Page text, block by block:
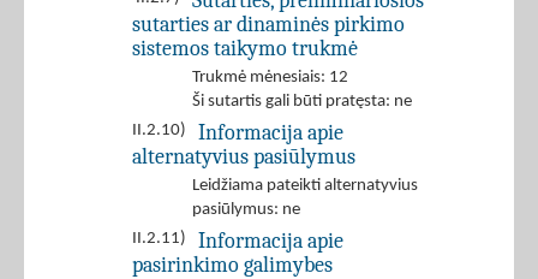
sutarties ar dinaminės pirkimo
sistemos taikymo trukmė
Trukmė mėnesiais: 12
Ši sutartis gali būti pratęsta: ne
II.2.10)
Informacija apie
alternatyvius pasiūlymus
Leidžiama pateikti alternatyvius
pasiūlymus: ne
II.2.11)
Informacija apie
pasirinkimo galimybes